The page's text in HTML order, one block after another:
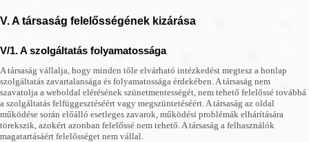
V. A társaság felelősségének kizárása
V/1. A szolgáltatás folyamatossága
A társaság vállalja, hogy minden tőle elvárható intézkedést megtesz a honlap
szolgáltatás zavartalansága és folyamatossága érdekében. A társaság nem
szavatolja a weboldal elérésének szünetmentességét, nem tehető felelőssé továbbá
a szolgáltatás felfüggesztéséért vagy megszüntetéséért. A társaság az oldal
működése során előálló esetleges zavarok, működési problémák elhárítására
törekszik, azokért azonban felelőssé nem tehető. A társaság a felhasználók
magatartásáért felelősséget nem vállal.